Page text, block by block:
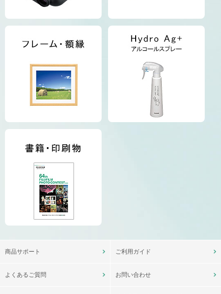
商品サポート ご利用ガイド
よくあるご質問 お問い合わせ